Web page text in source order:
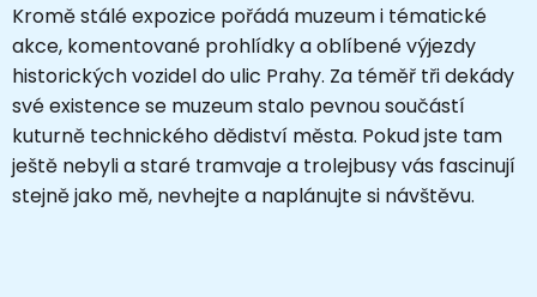
Kromě stálé expozice pořádá muzeum i tématické
akce, komentované prohlídky a oblíbené výjezdy
historických vozidel do ulic Prahy. Za téměř tři dekády
své existence se muzeum stalo pevnou součástí
kuturně technického dědiství města. Pokud jste tam
ještě nebyli a staré tramvaje a trolejbusy vás fascinují
stejně jako mě, nevhejte a naplánujte si návštěvu.